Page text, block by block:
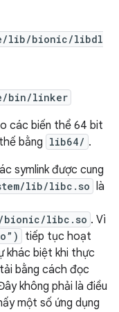
lib/bionic/libdl
bin/linker
các biến thể 64 bit
bằng lib64/ .
symlink được cung
lib/libc.so là
bionic/libc.so . Vì
tiếp tục hoạt
khác biệt khi thực
bằng cách đọc
không phải là điều
một số ứng dụng